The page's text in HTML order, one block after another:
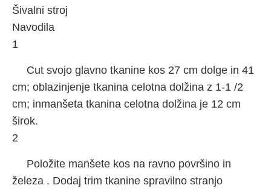
Šivalni stroj
Navodila
1
Cut svojo glavno tkanine kos 27 cm dolge in 41
cm; oblazinjenje tkanina celotna dolžina z 1-1 /2
cm; inmanšeta tkanina celotna dolžina je 12 cm
širok.
2
Položite manšete kos na ravno površino in
železa . Dodaj trim tkanine spravilno stranjo